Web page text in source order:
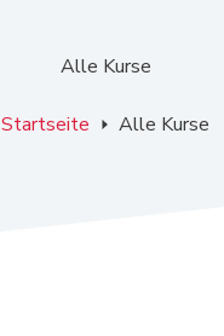
Alle Kurse
Startseite Alle Kurse